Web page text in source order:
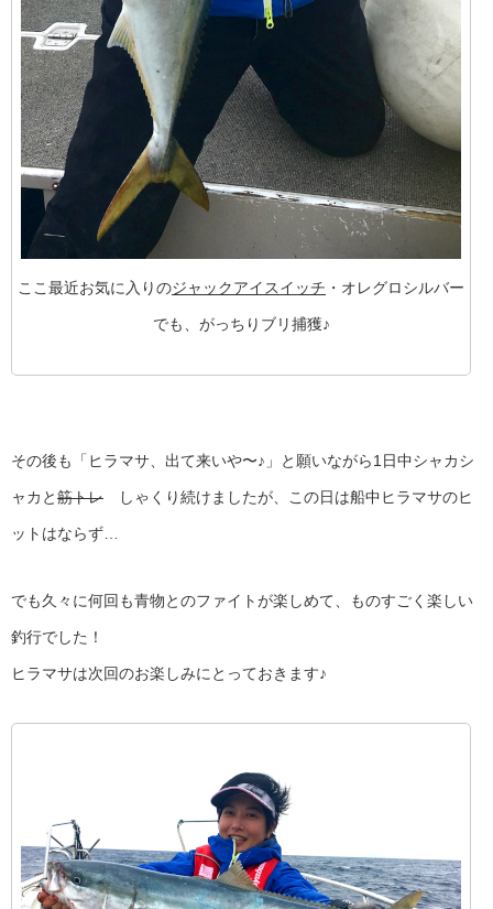
ここ最近お気に入りのジャックアイスイッチ ・オレグロシルバー
でも、がっちりブリ捕獲♪
その後も「ヒラマサ、出て来いや〜♪」と願いながら1日中シャカシ
ャカと筋トレ しゃくり続けましたが、この日は船中ヒラマサのヒ
ットはならず…
でも久々に何回も青物とのファイトが楽しめて、ものすごく楽しい
釣行でした！
ヒラマサは次回のお楽しみにとっておきます♪